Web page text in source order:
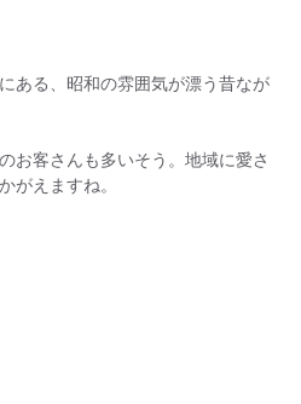
ある、昭和の雰囲気が漂う昔なが
お客さんも多いそう。地域に愛さ
がえますね。